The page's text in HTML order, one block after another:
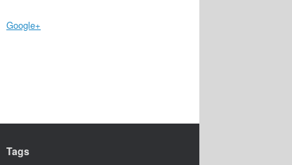
Google+
Tags